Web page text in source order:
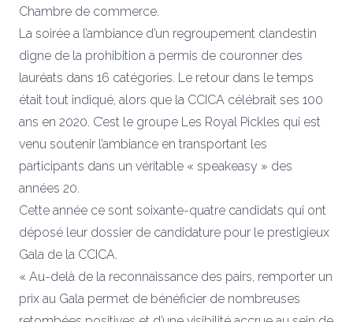
Chambre de commerce.
La soirée a l’ambiance d’un regroupement clandestin
digne de la prohibition a permis de couronner des
lauréats dans 16 catégories. Le retour dans le temps
était tout indiqué, alors que la CCICA célébrait ses 100
ans en 2020. C’est le groupe Les Royal Pickles qui est
venu soutenir l’ambiance en transportant les
participants dans un véritable « speakeasy » des
années 20.
Cette année ce sont soixante-quatre candidats qui ont
déposé leur dossier de candidature pour le prestigieux
Gala de la CCICA.
« Au-delà de la reconnaissance des pairs, remporter un
prix au Gala permet de bénéficier de nombreuses